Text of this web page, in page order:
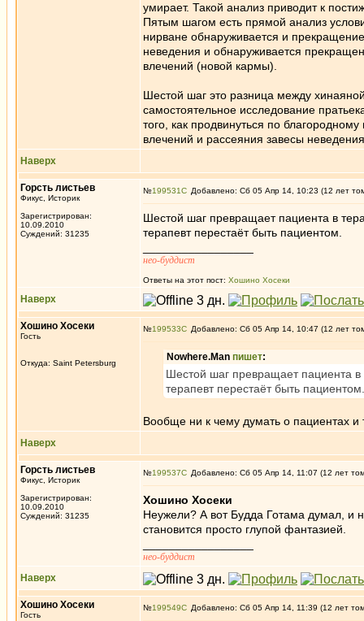
умирает. Такой анализ приводит к
Пятым шагом есть прямой анализ
нирване обнаруживается и
неведения и обнаруживается
влечений (новой кармы).
Шестой шаг это разница между
самостоятельное исследование
того, как продвинуться по
влечений и рассеяния завесы
Наверх
Горсть листьев
Фикус, Историк
Зарегистрирован:
10.09.2010
Суждений: 31235
№199531 Добавлено: Сб 05 Апр 14, 10:23 (12 лет
Шестой шаг превращает пациента в
терапевт перестаёт быть пациентом.
нео-буддист
Ответы на этот пост: Хошино Хосеки
Наверх
Хошино Хосеки
Гость
Откуда: Saint Petersburg
№199533 Добавлено: Сб 05 Апр 14, 10:47 (12 лет
Nowhere.Man пишет:
Шестой шаг превращает пациента в
терапевт перестаёт быть пациентом.
Вообще ни к чему думать о пациентах и
Наверх
Горсть листьев
Фикус, Историк
Зарегистрирован:
10.09.2010
Суждений: 31235
№199537 Добавлено: Сб 05 Апр 14, 11:07 (12 лет
Хошино Хосеки
Неужели? А вот Будда Готама думал, и
становится просто глупой фантазией.
нео-буддист
Наверх
Хошино Хосеки
Гость
№199549 Добавлено: Сб 05 Апр 14, 11:39 (12 лет